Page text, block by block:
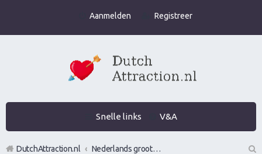
Aanmelden Registreer
Snelle links V&A
DutchAttraction.nl
Nederlands grootste Dutch Attraction, Lifestyle, Vrouwen versieren en Pick-Up (PUA) Forum